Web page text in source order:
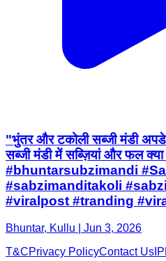
"भुंतर और टकोली सब्जी मंडी
सब्जी मंडी में सब्ज़ियां और फल क्या
#bhuntarsubzimandi
#sabzimanditakoli
#viralpost #tranding
Bhuntar, Kullu | Jun 3, 2026
T&CPrivacy PolicyContact Us